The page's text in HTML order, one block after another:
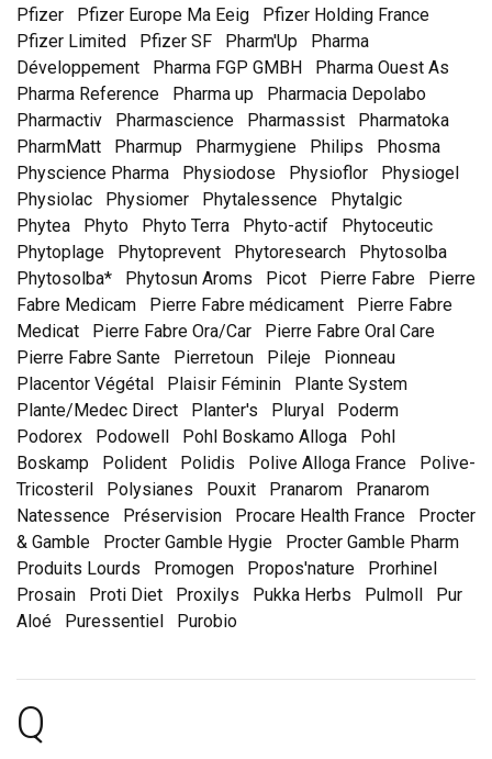
Pfizer
Pfizer Europe Ma Eeig
Pfizer Holding France
Pfizer Limited
Pfizer SF Pharm'Up
Pharma
Développement
Pharma FGP GMBH
Pharma Ouest As
Pharma Reference
Pharma up
Pharmacia Depolabo
Pharmactiv
Pharmascience Pharmassist
Pharmatoka
PharmMatt
Pharmup Pharmygiene Philips
Phosma
Physcience Pharma
Physiodose Physioflor
Physiogel
Physiolac
Physiomer Phytalessence
Phytalgic
Phytea
Phyto Phyto Terra Phyto-actif
Phytoceutic
Phytoplage
Phytoprevent Phytoresearch
Phytosolba
Phytosolba*
Phytosun Aroms Picot Pierre Fabre
Pierre
Fabre Medicam
Pierre Fabre médicament
Pierre Fabre
Medicat
Pierre Fabre Ora/Car
Pierre Fabre Oral Care
Pierre Fabre Sante
Pierretoun Pileje
Pionneau
Placentor Végétal
Plaisir Féminin
Plante System
Plante/Medec Direct
Planter's Pluryal
Poderm
Podorex
Podowell Pohl Boskamo Alloga
Pohl
Boskamp
Polident Polidis Polive Alloga France
Polive-
Tricosteril
Polysianes Pouxit Pranarom
Pranarom
Natessence
Préservision Procare Health France
Procter
& Gamble
Procter Gamble Hygie
Procter Gamble Pharm
Produits Lourds
Promogen Propos'nature
Prorhinel
Prosain
Proti Diet Proxilys Pukka Herbs Pulmoll
Pur
Aloé
Puressentiel Purobio
Marques et
Q